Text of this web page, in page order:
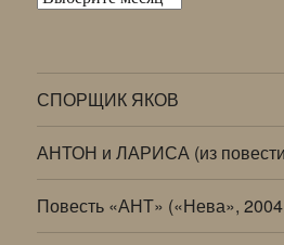
СПОРЩИК ЯКОВ
АНТОН и ЛАРИСА (из
Повесть «АНТ» («Нева»,